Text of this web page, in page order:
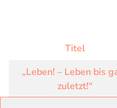
Titel
„Leben! – Leben bis
zuletzt!“